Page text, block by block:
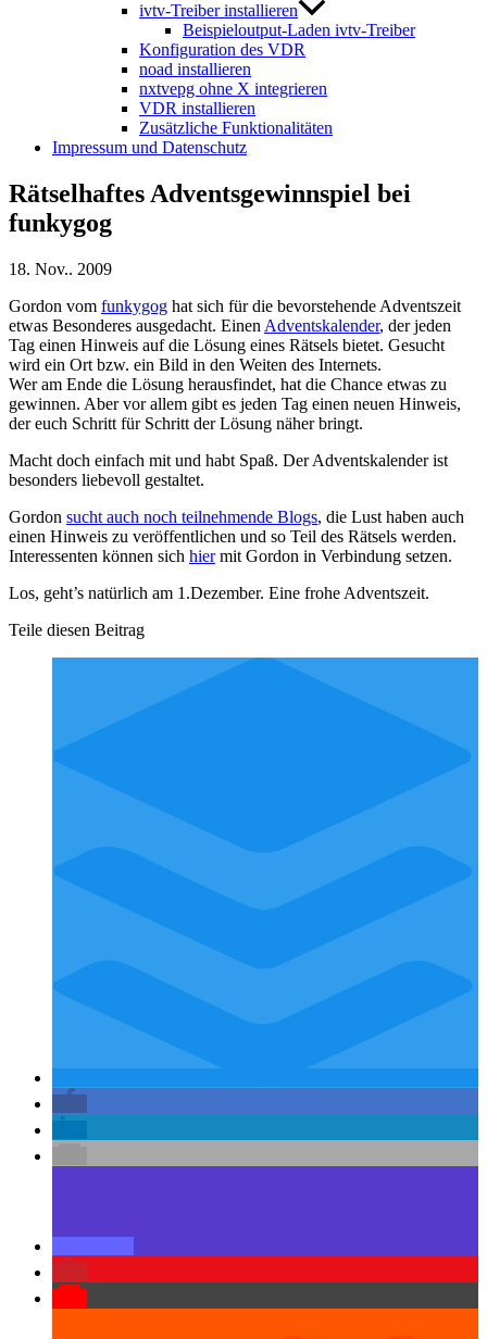
ivtv-Treiber installieren
Beispieloutput-Laden ivtv-Treiber
Konfiguration des VDR
noad installieren
nxtvepg ohne X integrieren
VDR installieren
Zusätzliche Funktionalitäten
Impressum und Datenschutz
Rätselhaftes Adventsgewinnspiel bei
funkygog
18. Nov.. 2009
Gordon vom funkygog hat sich für die bevorstehende Adventszeit
etwas Besonderes ausgedacht. Einen Adventskalender, der jeden
Tag einen Hinweis auf die Lösung eines Rätsels bietet. Gesucht
wird ein Ort bzw. ein Bild in den Weiten des Internets.
Wer am Ende die Lösung herausfindet, hat die Chance etwas zu
gewinnen. Aber vor allem gibt es jeden Tag einen neuen Hinweis,
der euch Schritt für Schritt der Lösung näher bringt.
Macht doch einfach mit und habt Spaß. Der Adventskalender ist
besonders liebevoll gestaltet.
Gordon sucht auch noch teilnehmende Blogs, die Lust haben auch
einen Hinweis zu veröffentlichen und so Teil des Rätsels werden.
Interessenten können sich hiermit Gordon in Verbindung setzen.
Los, geht’s natürlich am 1.Dezember. Eine frohe Adventszeit.
Teile diesen Beitrag